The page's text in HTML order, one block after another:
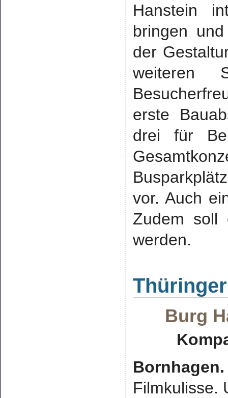
Hanstein
bringen
der
weiteren
erste
drei für
vor. Auch
Zudem soll
werden.
Burg
Bornhagen.
Filmkulisse.